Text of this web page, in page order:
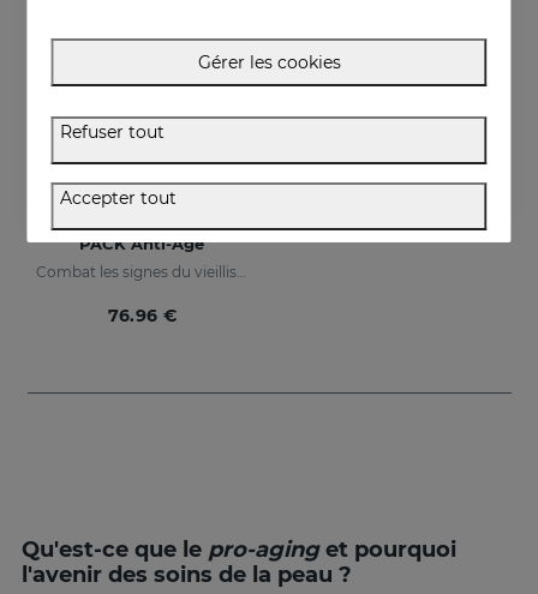
Acheter
PACK Anti-Âge
Combat les signes du vieillissement
76.96 €
Qu'est-ce que le pro-aginget pourquoi
l'avenir des soins de la peau ?
Gérer les cookies
Refuser tout
Accepter tout